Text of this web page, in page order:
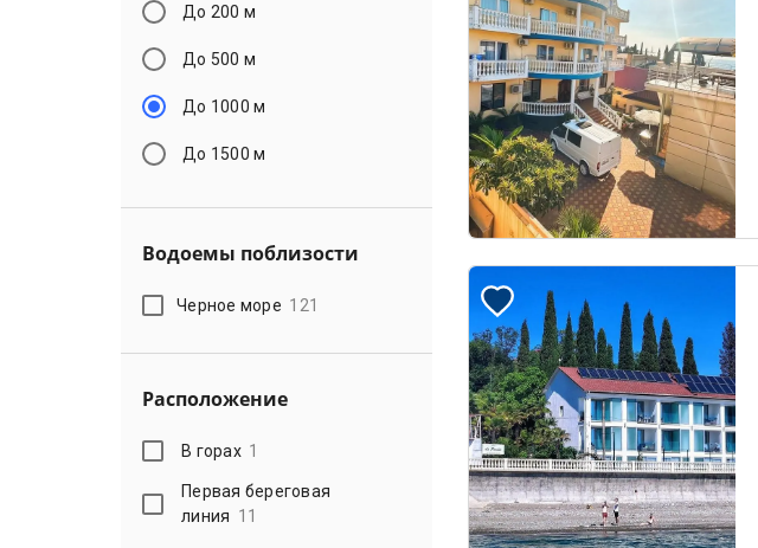
До 200 м
До 500 м
До 1000 м
До 1500 м
Водоемы поблизости
Черное море 121
Расположение
В горах 1
Первая береговая
линия 11